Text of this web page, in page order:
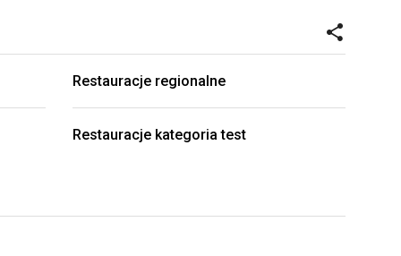
Restauracje regionalne
Restauracje kategoria test